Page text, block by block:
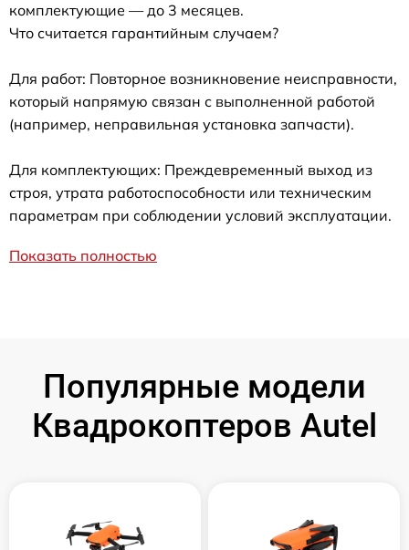
комплектующие — до 3 месяцев.
Что считается гарантийным случаем?
Для работ: Повторное возникновение неисправности,
который напрямую связан с выполненной работой
(например, неправильная установка запчасти).
Для комплектующих: Преждевременный выход из
строя, утрата работоспособности или техническим
параметрам при соблюдении условий эксплуатации.
Показать полностью
Популярные модели
Квадрокоптеров Autel